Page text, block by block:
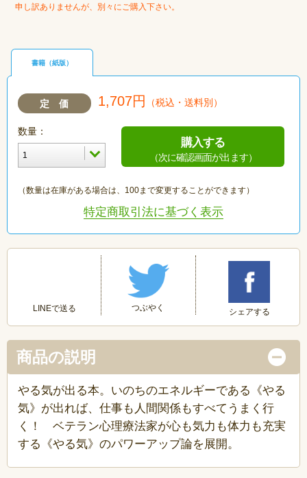
申し訳ありませんが、別々にご購入下さい。
書籍（紙版）
定 価 1,707円 （税込・送料別）
数量：
購入する
（次に確認画面が出ます）
（数量は在庫がある場合は、100まで変更することができます）
特定商取引法に基づく表示
LINEで送る つぶやく シェアする
商品の説明
やる気が出る本。いのちのエネルギーである《やる
気》が出れば、仕事も人間関係もすべてうまく行
く！ ベテラン心理療法家が心も気力も体力も充実
する《やる気》のパワーアップ論を展開。